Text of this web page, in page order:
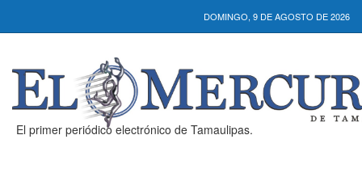
DOMINGO, 9 DE AGOSTO DE 2026
El primer periódico electrónico de Tamaulipas.